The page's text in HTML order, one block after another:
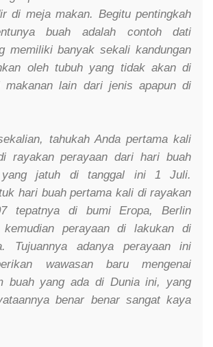
di meja makan. Begitu pentingkah
buah adalah contoh dati
memiliki banyak sekali kandungan
oleh tubuh yang tidak akan di
makanan lain dari jenis apapun di
tahukah Anda pertama kali
rayakan perayaan dari hari buah
yang jatuh di tanggal ini 1 Juli.
hari buah pertama kali di rayakan
tepatnya di bumi Eropa, Berlin
perayaan di lakukan di
Tujuannya adanya perayaan ini
wawasan baru mengenai
buah yang ada di Dunia ini, yang
benar benar sangat kaya